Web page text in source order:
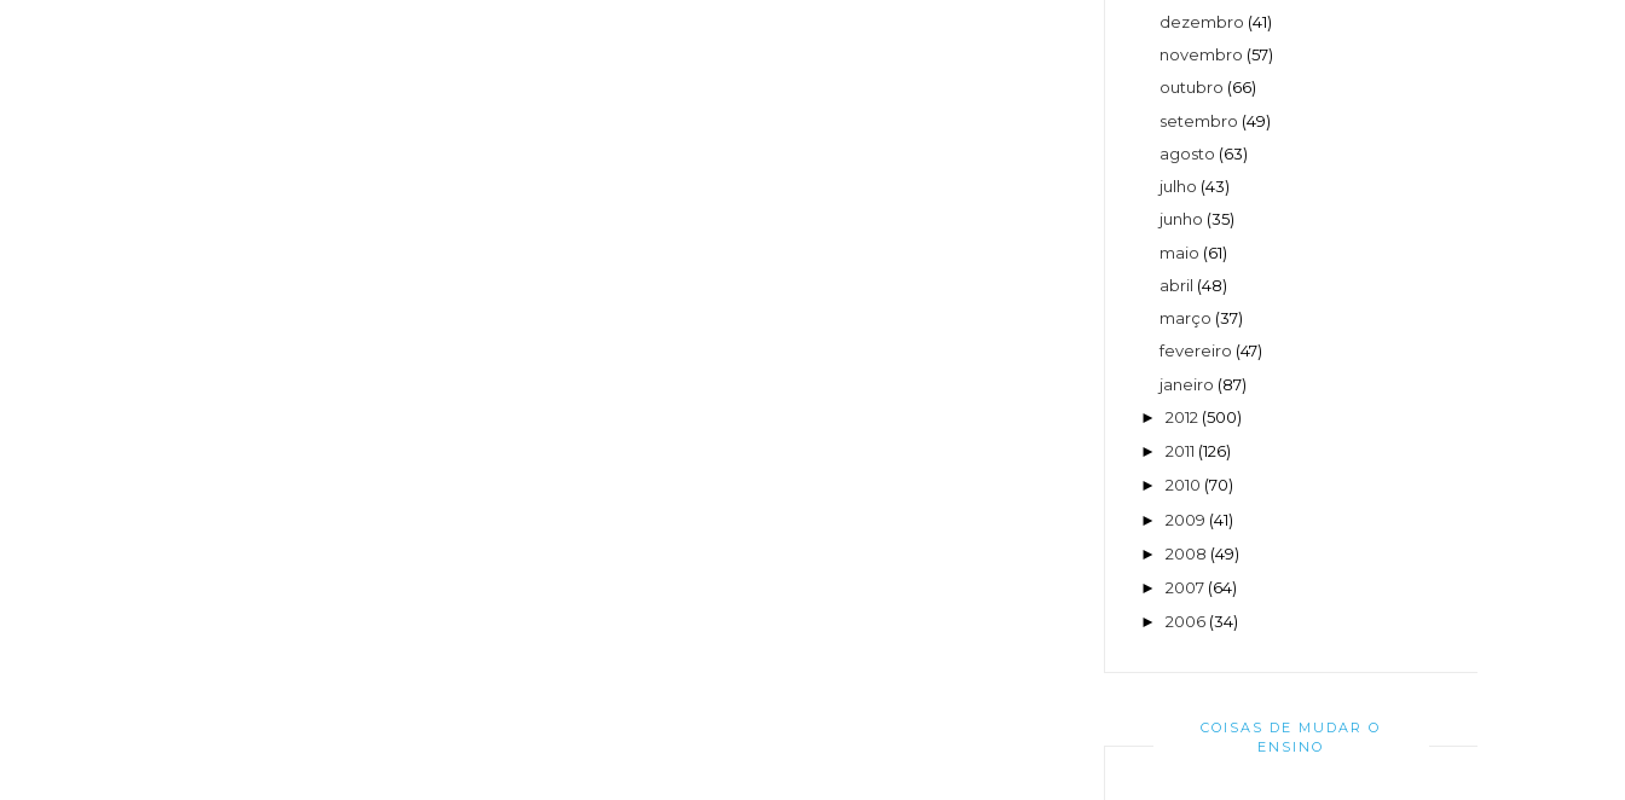
dezembro (41)
novembro (57)
outubro (66)
setembro (49)
agosto (63)
julho (43)
junho (35)
maio (61)
abril (48)
março (37)
fevereiro (47)
janeiro (87)
► 2012 (500)
► 2011 (126)
► 2010 (70)
► 2009 (41)
► 2008 (49)
► 2007 (64)
► 2006 (34)
COISAS DE MUDAR O
ENSINO